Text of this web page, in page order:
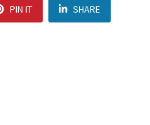
PIN IT SHARE